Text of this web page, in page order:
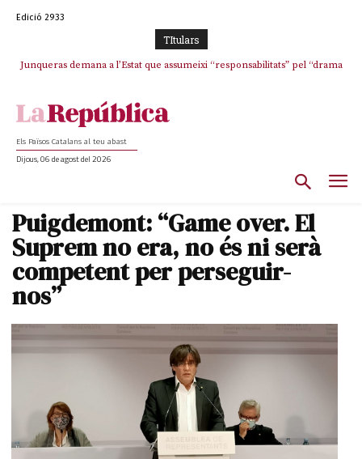
Edició 2933
TItulars
Junqueras demana a l’Estat que assumeixi “responsabilitats” pel “drama
L’abandonament de les seleccions catalanes per part de la UFEC
Els Països Catalans al teu abast
Dijous, 06 de agost del 2026
Puigdemont: “Game over. El
Suprem no era, no és ni serà
competent per perseguir-
nos”